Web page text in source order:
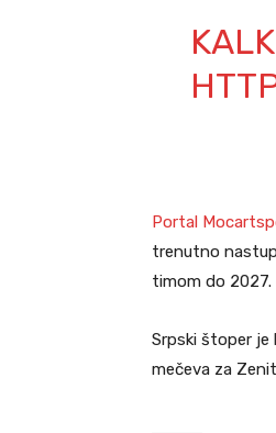
Portal
trenutno
timom do 2027.
Srpski štoper je
mečeva za